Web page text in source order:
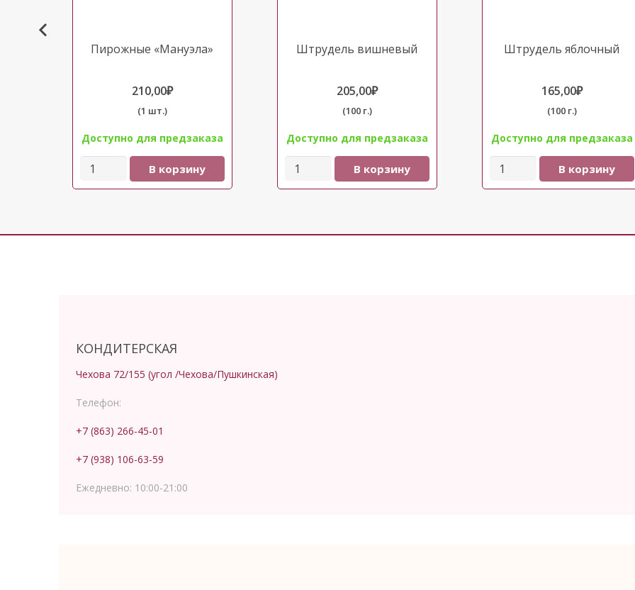
Пирожные «Мануэла»
210,00₽
(1 шт.)
Доступно для предзаказа
Количество
товара
В корзину
Штрудель вишневый
205,00₽
(100 г.)
Доступно для предзаказа
Количество
товара
В корзину
Штрудель яблочный
165,00₽
(100 г.)
Доступно для предзаказа
Количество
товара
В корзину
КОНДИТЕРСКАЯ
Чехова 72/155 (угол /Чехова/Пушкинская)
Телефон:
+7 (863) 266-45-01
+7 (938) 106-63-59
Ежедневно: 10:00-21:00